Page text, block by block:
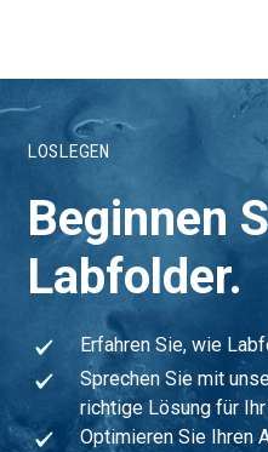
LOSLEGEN
Beginnen
Labfolder.
Erfahren Sie, wie
Sprechen Sie mit
richtige Lösung für
Optimieren Sie Ihren